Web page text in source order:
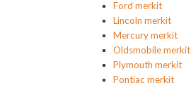
Ford merkit
Lincoln merkit
Mercury merkit
Oldsmobile merkit
Plymouth merkit
Pontiac merkit